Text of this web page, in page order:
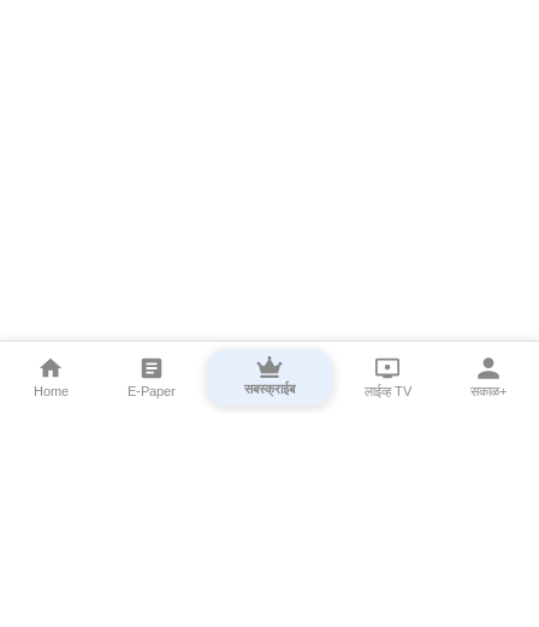
Home E-Paper सबस्क्राईब लाईव्ह TV सकाळ+